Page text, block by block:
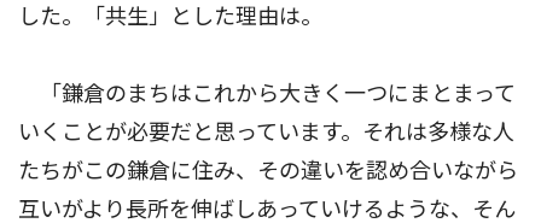
した。「共生」とした理由は。
「鎌倉のまちはこれから大きく一つにまとまって
いくことが必要だと思っています。それは多様な人
たちがこの鎌倉に住み、その違いを認め合いながら
互いがより長所を伸ばしあっていけるような、そん